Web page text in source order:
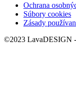
Ochrana
Súbory cookies
Zásady
©2023 LavaDESIGN